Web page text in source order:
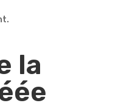
la